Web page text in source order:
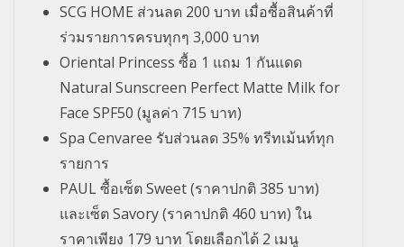
SCG HOME ส่วนลด 200 บาท เมื่อซื้อสินค้าที่
ร่วมรายการครบทุกๆ 3,000 บาท
Oriental Princess ซื้อ 1 แถม 1 กันแดด
Natural Sunscreen Perfect Matte Milk for
Face SPF50 (มูลค่า 715 บาท)
Spa Cenvaree รับส่วนลด 35% ทรีทเม้นท์ทุก
รายการ
PAUL ซื้อเซ็ต Sweet (ราคาปกติ 385 บาท)
และเซ็ต Savory (ราคาปกติ 460 บาท) ใน
ราคาเพียง 179 บาท โดยเลือกได้ 2 เมนู